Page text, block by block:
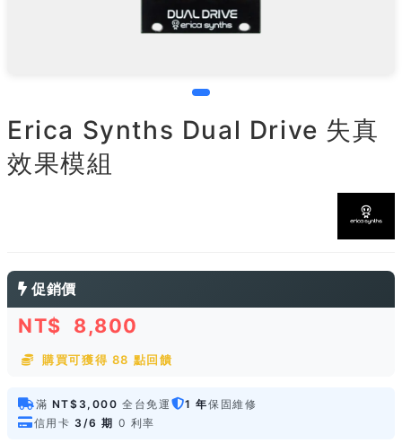
Erica Synths Dual Drive 失真
效果模組
促銷價
NT$ 8,800
購買可獲得 88 點回饋
滿 NT$3,000 全台免運 1 年保固維修
信用卡 3/6 期 0 利率